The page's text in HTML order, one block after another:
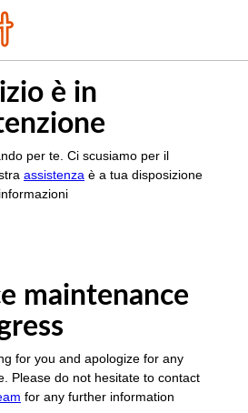
è in
per te. Ci scusiamo per il
assistenza è a tua disposizione
maintenance
for you and apologize for any
Please do not hesitate to contact
for any further information